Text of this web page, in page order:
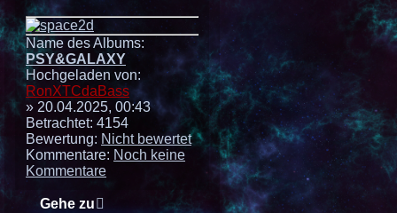
Name des Albums:
PSY&GALAXY
Hochgeladen von:
RonXTCdaBass
» 20.04.2025, 00:43
Betrachtet: 4154
Bewertung: Nicht bewertet
Kommentare: Noch keine
Kommentare
Gehe zu